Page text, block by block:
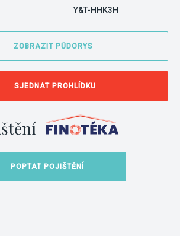
Y&T-HHK3H
ZOBRAZIT PŮDORYS
SJEDNAT PROHLÍDKU
POPTAT POJIŠTĚNÍ